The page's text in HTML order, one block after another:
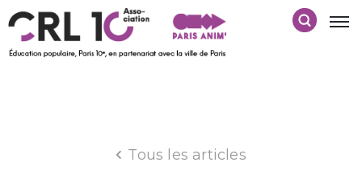
Tous les articles